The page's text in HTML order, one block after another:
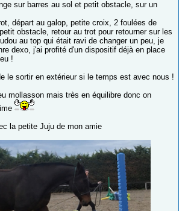
sur barres au sol et petit obstacle, sur un
départ au galop, petite croix, 2 foulées de
obstacle, retour au trot pour retourner sur les
au top qui était ravi de changer un peu, je
dexo, j'ai profité d'un dispositif déjà en place
!
le sortir en extérieur si le temps est avec nous !
mollasson mais très en équilibre donc on
la petite Juju de mon amie